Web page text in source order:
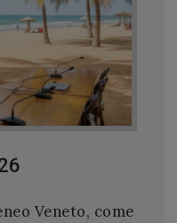
Conversazioni di